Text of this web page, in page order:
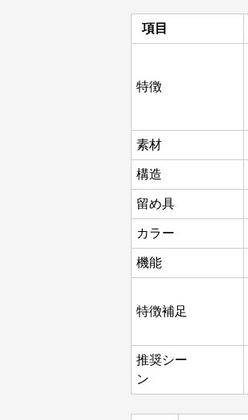
項目
特徴
素材
構造
留め具
カラー
機能
特徴補足
推奨シー
ン